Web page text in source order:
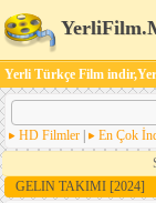
Yerli Türkçe Film
HD Filmler En Çok
GELIN TAKIMI [2024]